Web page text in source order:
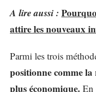
A lire aussi :
attire les nouveaux
Parmi les trois
positionne comme
plus économique. En